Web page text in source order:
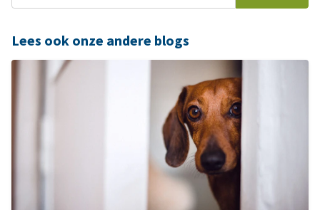
Lees ook onze andere blogs